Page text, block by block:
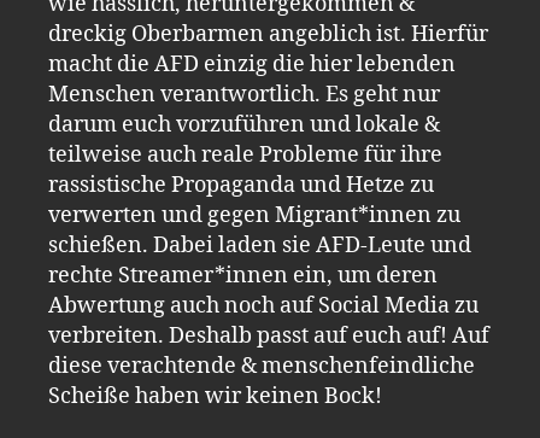
dreckig Oberbarmen angeblich ist. Hierfür
macht die AFD einzig die hier lebenden
Menschen verantwortlich. Es geht nur
darum euch vorzuführen und lokale &
teilweise auch reale Probleme für ihre
rassistische Propaganda und Hetze zu
verwerten und gegen Migrant*innen zu
schießen. Dabei laden sie AFD-Leute und
rechte Streamer*innen ein, um deren
Abwertung auch noch auf Social Media zu
verbreiten. Deshalb passt auf euch auf! Auf
diese verachtende & menschenfeindliche
Scheiße haben wir keinen Bock!